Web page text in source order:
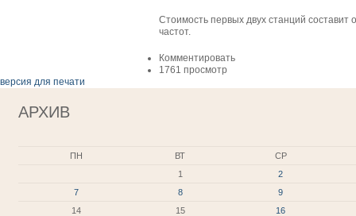
Стоимость первых двух станций
частот.
Комментировать
1761 просмотр
версия для печати
АРХИВ
ПН ВТ
СР
1
2
7
8
9
14
15
16